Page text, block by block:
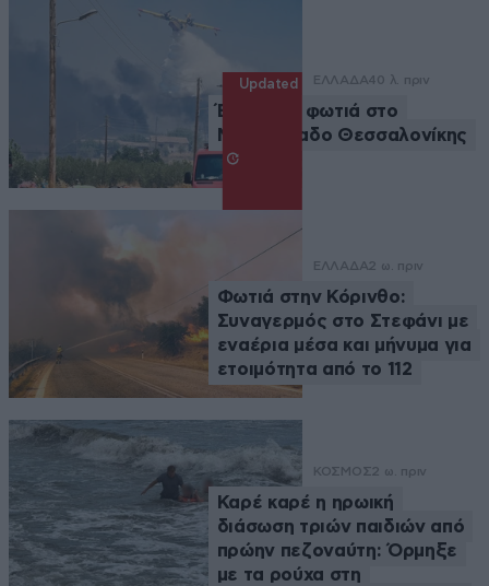
Updated ΕΛΛΑΔΑ40 λ. πριν
Έσβησε η φωτιά στο
Μονοπήγαδο Θεσσαλονίκης
ΕΛΛΑΔΑ2 ω. πριν
Φωτιά στην Κόρινθο:
Συναγερμός στο Στεφάνι με
εναέρια μέσα και μήνυμα για
ετοιμότητα από το 112
ΚΟΣΜΟΣ2 ω. πριν
Καρέ καρέ η ηρωική
διάσωση τριών παιδιών από
πρώην πεζοναύτη: Όρμηξε
με τα ρούχα στη